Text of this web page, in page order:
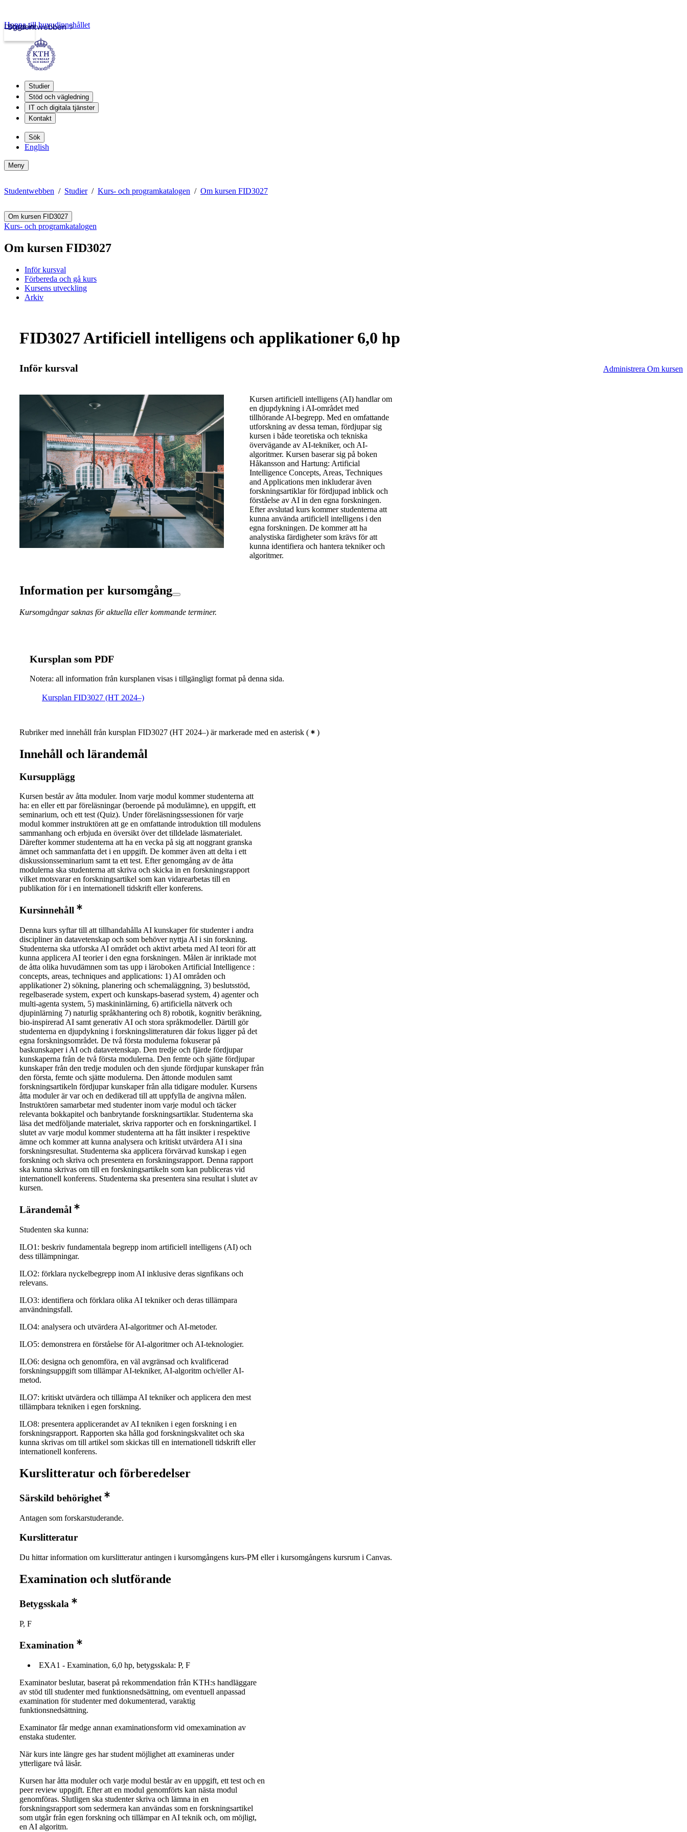
Studentwebben
Logga in
Hoppa till huvudinnehållet
Studier
Stöd och vägledning
IT och digitala tjänster
Kontakt
Sök
English
Meny
Studentwebben Studier Kurs- och programkatalogen Om kursen FID3027
Om kursen FID3027
Kurs- och programkatalogen
Om kursen FID3027
Inför kursval
Förbereda och gå kurs
Kursens utveckling
Arkiv
FID3027 Artificiell intelligens och applikationer 6,0 hp
Inför kursval Administrera Om kursen
Kursen artificiell intelligens (AI) handlar om
en djupdykning i AI-området med
tillhörande AI-begrepp. Med en omfattande
utforskning av dessa teman, fördjupar sig
kursen i både teoretiska och tekniska
övervägande av AI-tekniker, och AI-
algoritmer. Kursen baserar sig på boken
Håkansson and Hartung: Artificial
Intelligence Concepts, Areas, Techniques
and Applications men inkluderar även
forskningsartiklar för fördjupad inblick och
förståelse av AI in den egna forskningen.
Efter avslutad kurs kommer studenterna att
kunna använda artificiell intelligens i den
egna forskningen. De kommer att ha
analystiska färdigheter som krävs för att
kunna identifiera och hantera tekniker och
algoritmer.
Information per kursomgång
Kursomgångar saknas för aktuella eller kommande terminer.
Kursplan som PDF
Notera: all information från kursplanen visas i tillgängligt format på denna sida.
Kursplan FID3027 (HT 2024–)
Rubriker med innehåll från kursplan FID3027 (HT 2024–) är markerade med en asterisk ( )
Innehåll och lärandemål
Kursupplägg
Kursen består av åtta moduler. Inom varje modul kommer studenterna att
ha: en eller ett par föreläsningar (beroende på modulämne), en uppgift, ett
seminarium, och ett test (Quiz). Under föreläsningssessionen för varje
modul kommer instruktören att ge en omfattande introduktion till modulens
sammanhang och erbjuda en översikt över det tilldelade läsmaterialet.
Därefter kommer studenterna att ha en vecka på sig att noggrant granska
ämnet och sammanfatta det i en uppgift. De kommer även att delta i ett
diskussionsseminarium samt ta ett test. Efter genomgång av de åtta
modulerna ska studenterna att skriva och skicka in en forskningsrapport
vilket motsvarar en forskningsartikel som kan vidarearbetas till en
publikation för i en internationell tidskrift eller konferens.
Kursinnehåll
Denna kurs syftar till att tillhandahålla AI kunskaper för studenter i andra
discipliner än datavetenskap och som behöver nyttja AI i sin forskning.
Studenterna ska utforska AI området och aktivt arbeta med AI teori för att
kunna applicera AI teorier i den egna forskningen. Målen är inriktade mot
de åtta olika huvudämnen som tas upp i läroboken Artificial Intelligence :
concepts, areas, techniques and applications: 1) AI områden och
applikationer 2) sökning, planering och schemaläggning, 3) beslutsstöd,
regelbaserade system, expert och kunskaps-baserad system, 4) agenter och
multi-agenta system, 5) maskininlärning, 6) artificiella nätverk och
djupinlärning 7) naturlig språkhantering och 8) robotik, kognitiv beräkning,
bio-inspirerad AI samt generativ AI och stora språkmodeller. Därtill gör
studenterna en djupdykning i forskningslitteraturen där fokus ligger på det
egna forskningsområdet. De två första modulerna fokuserar på
baskunskaper i AI och datavetenskap. Den tredje och fjärde fördjupar
kunskaperna från de två första modulerna. Den femte och sjätte fördjupar
kunskaper från den tredje modulen och den sjunde fördjupar kunskaper från
den första, femte och sjätte modulerna. Den åttonde modulen samt
forskningsartikeln fördjupar kunskaper från alla tidigare moduler. Kursens
åtta moduler är var och en dedikerad till att uppfylla de angivna målen.
Instruktören samarbetar med studenter inom varje modul och täcker
relevanta bokkapitel och banbrytande forskningsartiklar. Studenterna ska
läsa det medföljande materialet, skriva rapporter och en forskningartikel. I
slutet av varje modul kommer studenterna att ha fått insikter i respektive
ämne och kommer att kunna analysera och kritiskt utvärdera AI i sina
forskningsresultat. Studenterna ska applicera förvärvad kunskap i egen
forskning och skriva och presentera en forskningsrapport. Denna rapport
ska kunna skrivas om till en forskningsartikeln som kan publiceras vid
internationell konferens. Studenterna ska presentera sina resultat i slutet av
kursen.
Lärandemål
Studenten ska kunna:
ILO1: beskriv fundamentala begrepp inom artificiell intelligens (AI) och
dess tillämpningar.
ILO2: förklara nyckelbegrepp inom AI inklusive deras signfikans och
relevans.
ILO3: identifiera och förklara olika AI tekniker och deras tillämpara
användningsfall.
ILO4: analysera och utvärdera AI-algoritmer och AI-metoder.
ILO5: demonstrera en förståelse för AI-algoritmer och AI-teknologier.
ILO6: designa och genomföra, en väl avgränsad och kvalificerad
forskningsuppgift som tillämpar AI-tekniker, AI-algoritm och/eller AI-
metod.
ILO7: kritiskt utvärdera och tillämpa AI tekniker och applicera den mest
tillämpbara tekniken i egen forskning.
ILO8: presentera applicerandet av AI tekniken i egen forskning i en
forskningsrapport. Rapporten ska hålla god forskningskvalitet och ska
kunna skrivas om till artikel som skickas till en internationell tidskrift eller
internationell konferens.
Kurslitteratur och förberedelser
Särskild behörighet
Antagen som forskarstuderande.
Kurslitteratur
Du hittar information om kurslitteratur antingen i kursomgångens kurs-PM eller i kursomgångens kursrum i Canvas.
Examination och slutförande
Betygsskala
P, F
Examination
EXA1 - Examination, 6,0 hp, betygsskala: P, F
Examinator beslutar, baserat på rekommendation från KTH:s handläggare
av stöd till studenter med funktionsnedsättning, om eventuell anpassad
examination för studenter med dokumenterad, varaktig
funktionsnedsättning.
Examinator får medge annan examinationsform vid omexamination av
enstaka studenter.
När kurs inte längre ges har student möjlighet att examineras under
ytterligare två läsår.
Kursen har åtta moduler och varje modul består av en uppgift, ett test och en
peer review uppgift. Efter att en modul genomförts kan nästa modul
genomföras. Slutligen ska studenter skriva och lämna in en
forskningsrapport som sedermera kan användas som en forskningsartikel
som utgår från egen forskning och tillämpar en AI teknik och, om möjligt,
en AI algoritm.